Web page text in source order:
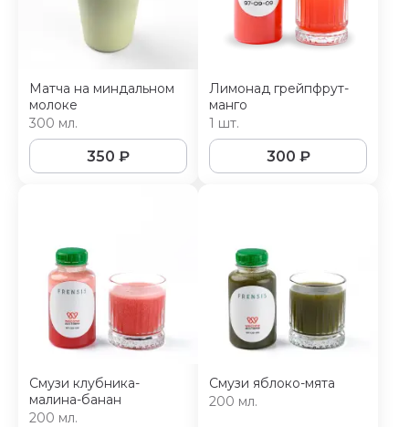
Матча на миндальном
молоке
300 мл.
350 ₽
Лимонад грейпфрут-
манго
1 шт.
300 ₽
Смузи клубника-
малина-банан
200 мл.
Смузи яблоко-мята
200 мл.